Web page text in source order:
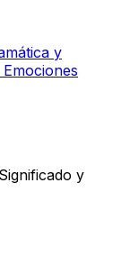
y
y